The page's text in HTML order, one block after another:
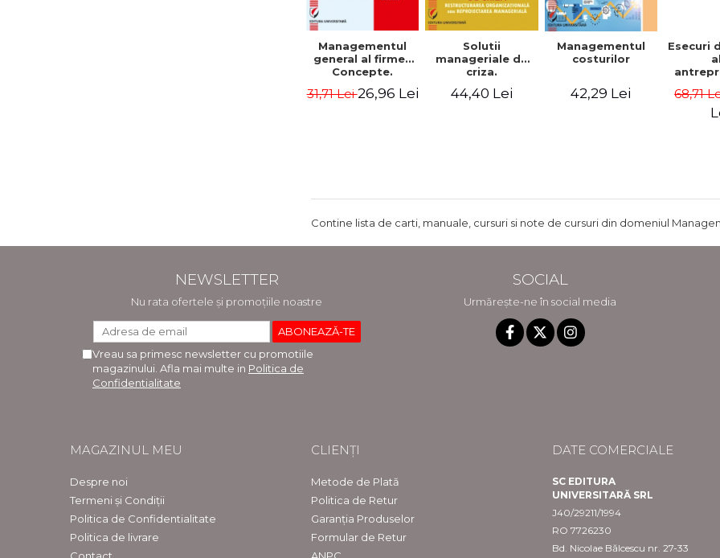
Managementul
general al firmei.
Concepte.
Modele
31,71 Lei26,96 Lei
Solutii
manageriale de
criza.
organizationala
44,40 Lei
Managementul
costurilor
42,29 Lei
Esecuri
esec
68,71
Contine lista de carti, manuale, cursuri si note de cursuri din domeniul
NEWSLETTER
Nu rata ofertele și promoțiile noastre
Vreau sa primesc newsletter cu promotiile
magazinului. Afla mai multe in Politica de
Confidentialitate
SOCIAL
Urmărește-ne în social media
MAGAZINUL MEU
Despre noi
Termeni și Condiții
Politica de Confidentialitate
Politica de livrare
Contact
CLIENȚI
Metode de Plată
Politica de Retur
Garanția Produselor
Formular de Retur
ANPC
DATE COMERCIALE
SC EDITURA
UNIVERSITARĂ SRL
J40/29211/1994
RO 7726230
Bd. Nicolae Bălcescu nr. 27-33